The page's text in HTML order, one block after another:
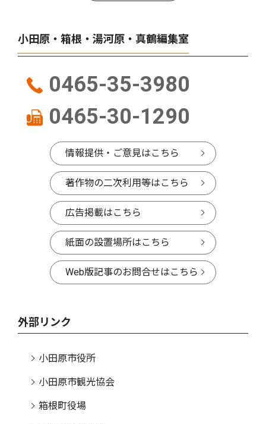
小田原・箱根・湯河原・真鶴編集室
0465-35-3980
0465-30-1290
情報提供・ご意見はこちら
著作物の二次利用等はこちら
広告掲載はこちら
紙面の設置場所はこちら
Web版記事のお問合せはこちら
外部リンク
小田原市役所
小田原市観光協会
箱根町役場